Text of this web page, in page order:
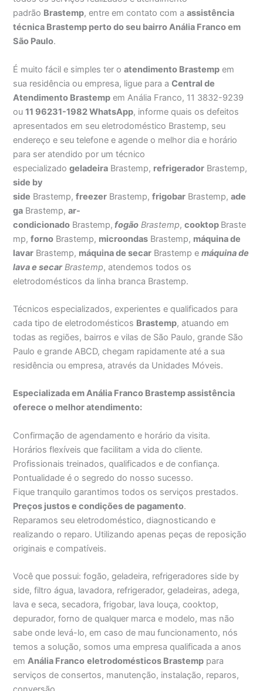
padrão Brastemp, entre em contato com aassistência
técnica Brastemp perto do seu bairro Anália Franco em
São Paulo.
É muito fácil e simples ter oatendimento Brastemp em
sua residência ou empresa, ligue para aCentral de
Atendimento Brastemp em Anália Franco, 11 3832-9239
ou11 96231-1982 WhatsApp, informe quais os defeitos
apresentados em seu eletrodoméstico Brastemp, seu
endereço e seu telefone e agende o melhor dia e horário
para ser atendido por um técnico
especializadogeladeira Brastemp, refrigerador Brastemp,
side by
side Brastemp,freezer Brastemp,frigobar Brastemp,ade
ga Brastemp,ar-
condicionado Brastemp, fogão Brastemp,cooktop Braste
mp,forno Brastemp, microondas Brastemp, máquina de
lavar Brastemp, máquina de secar Brastemp emáquina de
lava e secarBrastemp, atendemos todos os
eletrodomésticos da linha branca Brastemp.
Técnicos especializados, experientes e qualificados para
cada tipo de eletrodomésticos Brastemp, atuando em
todas as regiões, bairros e vilas de São Paulo, grande São
Paulo e grande ABCD, chegam rapidamente até a sua
residência ou empresa, através da Unidades Móveis.
Especializada em Anália Franco Brastemp assistência
oferece o melhor atendimento:
Confirmação de agendamento e horário da visita.
Horários flexíveis que facilitam a vida do cliente.
Profissionais treinados, qualificados e de confiança.
Pontualidade é o segredo do nosso sucesso.
Fique tranquilo garantimos todos os serviços prestados.
Preços justos e condições de pagamento.
Reparamos seu eletrodoméstico, diagnosticando e
realizando o reparo. Utilizando apenas peças de reposição
originais e compatíveis.
Você que possui: fogão, geladeira, refrigeradores side by
side, filtro água, lavadora, refrigerador, geladeiras, adega,
lava e seca, secadora, frigobar, lava louça, cooktop,
depurador, forno de qualquer marca e modelo, mas não
sabe onde levá-lo, em caso de mau funcionamento, nós
temos a solução, somos uma empresa qualificada a anos
emAnália Franco eletrodomésticos Brastemp para
serviços de consertos, manutenção, instalação, reparos,